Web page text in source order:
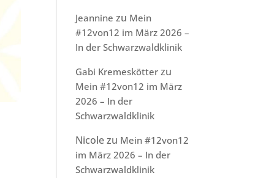
Jeannine zu Mein
#12von12 im März 2026 –
In der Schwarzwaldklinik
Gabi Kremeskötter zu
Mein #12von12 im März
2026 – In der
Schwarzwaldklinik
Nicolezu Mein #12von12
im März 2026 – In der
Schwarzwaldklinik